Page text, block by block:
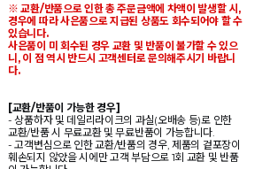
※ 교환/반품으로 인한 총 주문금액에 차액이 발생할 시,
경우에 따라 사은품으로 지급된 상품도 회수되어야 할 수
있습니다.
사은품이 미 회수된 경우 교환 및 반품이 불가할 수 있으
니, 이 점 역시 반드시 고객센터로 문의해주시기 바랍니
다.
[교환/반품이 가능한 경우]
- 상품하자 및 데일리라이크의 과실(오배송 등)로 인한
교환/반품 시 무료교환 및 무료반품이 가능합니다.
- 고객변심으로 인한 교환/반품의 경우, 제품의 겉포장이
훼손되지 않았을 시에만 고객 부담으로 1회 교환 및 반품